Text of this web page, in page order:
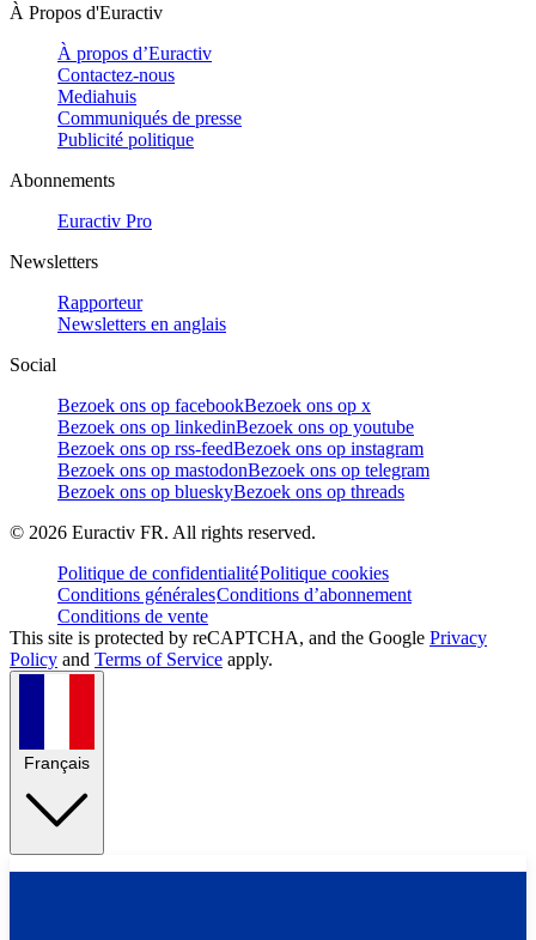
À Propos d'Euractiv
À propos d’Euractiv
Contactez-nous
Mediahuis
Communiqués de presse
Publicité politique
Abonnements
Euractiv Pro
Newsletters
Rapporteur
Newsletters en anglais
Social
Bezoek ons op facebookBezoek ons op x
Bezoek ons op linkedinBezoek ons op youtube
Bezoek ons op rss-feedBezoek ons op instagram
Bezoek ons op mastodonBezoek ons op telegram
Bezoek ons op blueskyBezoek ons op threads
© 2026 Euractiv FR. All rights reserved.
Politique de confidentialitéPolitique cookies
Conditions généralesConditions d’abonnement
Conditions de vente
This site is protected by reCAPTCHA, and the Google Privacy
Policy and Terms of Service apply.
Français